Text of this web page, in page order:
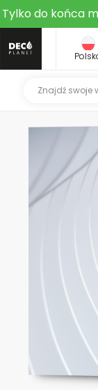
Tylko do końca